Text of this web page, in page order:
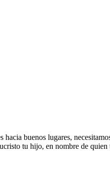
hacia buenos lugares,
tu hijo, en nombre de quien